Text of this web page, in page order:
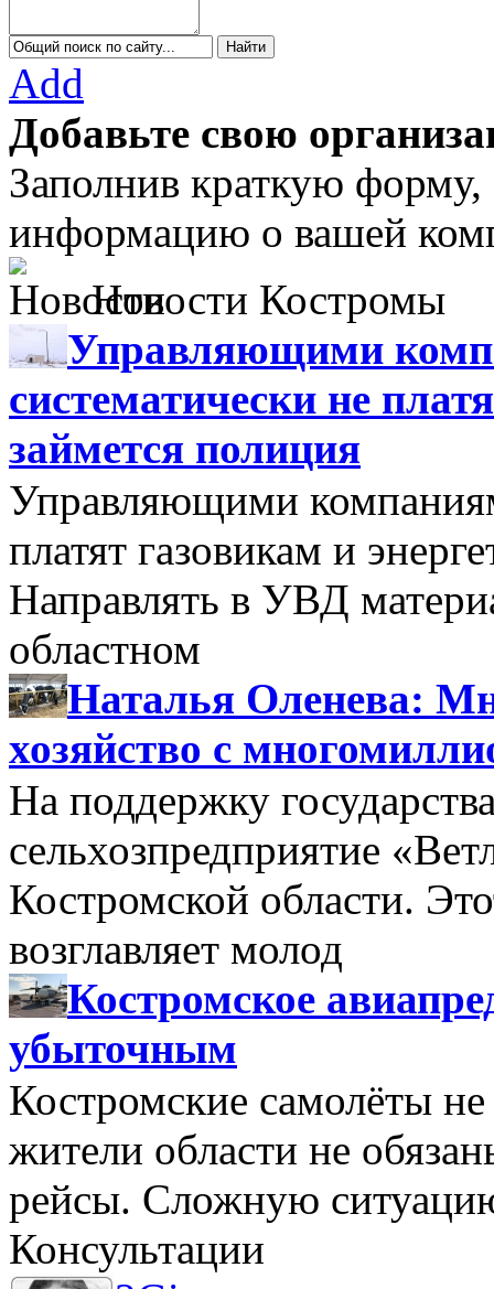
Add
Добавьте свою
Заполнив краткую
информацию о вашей
Новости Костромы
Управляющими
систематически не
займется полиция
Управляющими
платят газовикам и
Направлять в УВД
областном
Наталья Оленева:
хозяйство с
На поддержку
сельхозпредприятие
Костромской области.
возглавляет молод
Костромское
убыточным
Костромские самолёты
жители области не
рейсы. Сложную
Консультации